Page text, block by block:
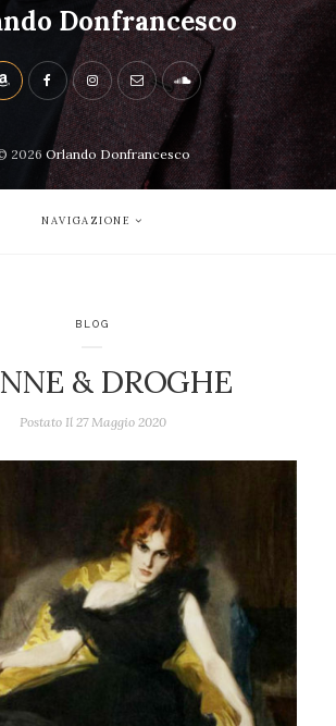
Donfrancesco
2026 Orlando Donfrancesco
NAVIGAZIONE
BLOG
& DROGHE
Postato Il 27 Maggio 2020